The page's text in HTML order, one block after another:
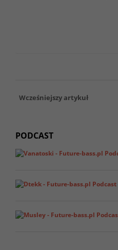
Wcześniejszy artykuł
PODCAST